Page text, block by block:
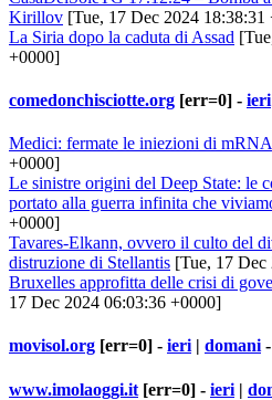
Kirillov [Tue, 17 Dec 2024 18:38:31
La Siria dopo la caduta di Assad
+0000]
comedonchisciotte.org [err=0] - ieri
Medici: fermate le iniezioni di mRNA
+0000]
Le sinistre origini del Deep State: le
portato alla guerra infinita che
+0000]
Tavares-Elkann, ovvero il culto del
distruzione di Stellantis [Tue, 17
Bruxelles approfitta delle crisi di
17 Dec 2024 06:03:36 +0000]
movisol.org [err=0] - ieri| domani-
www.imolaoggi.it [err=0] - ieri |